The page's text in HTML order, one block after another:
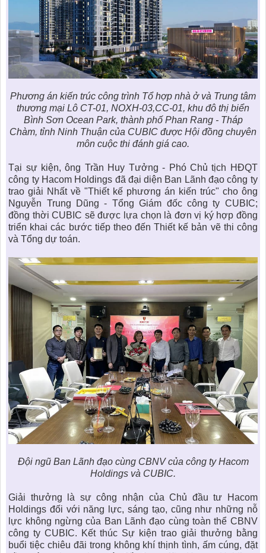
Phương án kiến trúc công trình Tổ hợp nhà ở và Trung tâm
thương mại Lô CT-01, NOXH-03,CC-01, khu đô thị biển
Bình Sơn Ocean Park, thành phố Phan Rang - Tháp
Chàm, tỉnh Ninh Thuận của CUBIC được Hội đồng chuyên
môn cuộc thi đánh giá cao.
Tại sự kiện, ông Trần Huy Tưởng - Phó Chủ tịch HĐQT
công ty Hacom Holdings đã đại diện Ban Lãnh đạo công ty
trao giải Nhất về "Thiết kế phương án kiến trúc" cho ông
Nguyễn Trung Dũng - Tổng Giám đốc công ty CUBIC;
đồng thời CUBIC sẽ được lựa chọn là đơn vị ký hợp đồng
triển khai các bước tiếp theo đến Thiết kế bản vẽ thi công
và Tổng dự toán.
Đội ngũ Ban Lãnh đạo cùng CBNV của công ty Hacom
Holdings và CUBIC.
Giải thưởng là sự công nhận của Chủ đầu tư Hacom
Holdings đối với năng lực, sáng tạo, cũng như những nỗ
lực không ngừng của Ban Lãnh đạo cùng toàn thể CBNV
công ty CUBIC. Kết thúc Sự kiện trao giải thưởng bằng
buổi tiệc chiêu đãi trong không khí thịnh tình, ấm cúng, đặt